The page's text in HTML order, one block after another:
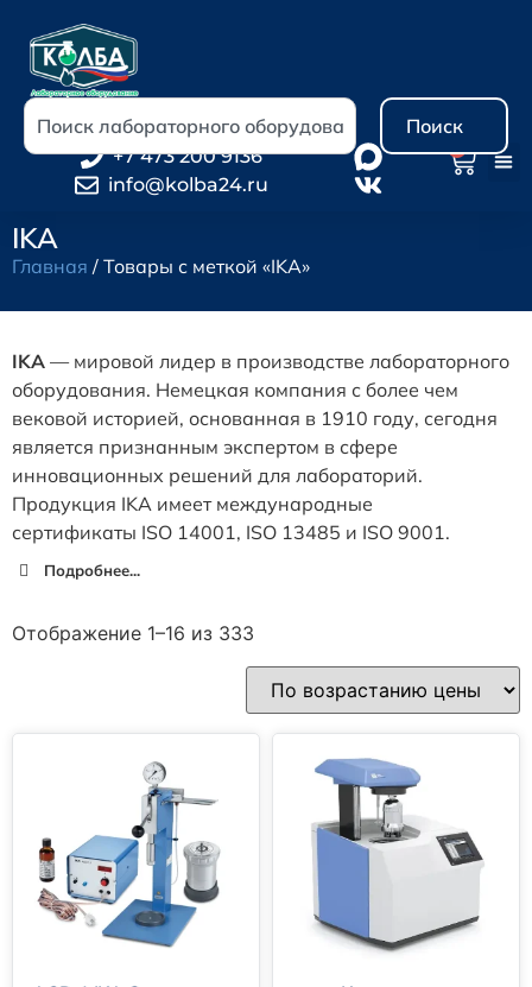
Поиск
+7 473 200 9136
info@kolba24.ru
IKA
Главная / Товары с меткой «IKA»
IKA — мировой лидер в производстве лабораторного
оборудования. Немецкая компания с более чем
вековой историей, основанная в 1910 году, сегодня
является признанным экспертом в сфере
инновационных решений для лабораторий.
Продукция IKA имеет международные
сертификаты ISO 14001, ISO 13485 и ISO 9001.
Подробнее...
Отображение 1–16 из 333